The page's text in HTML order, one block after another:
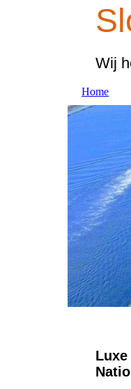
Wij
Home